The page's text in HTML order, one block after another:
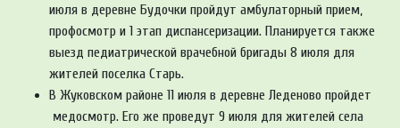
июля в деревне Будочки пройдут амбулаторный прием,
профосмотр и 1 этап диспансеризации. Планируется также
выезд педиатрической врачебной бригады 8 июля для
жителей поселка Старь.
В Жуковском районе 11 июля в деревне Леденово пройдет
медосмотр. Его же проведут 9 июля для жителей села